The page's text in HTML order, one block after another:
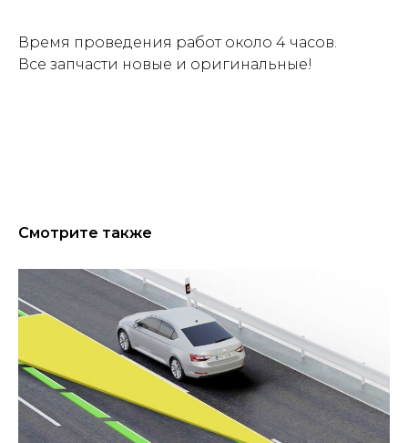
Время проведения работ около 4 часов.
Все запчасти новые и оригинальные!
Смотрите также